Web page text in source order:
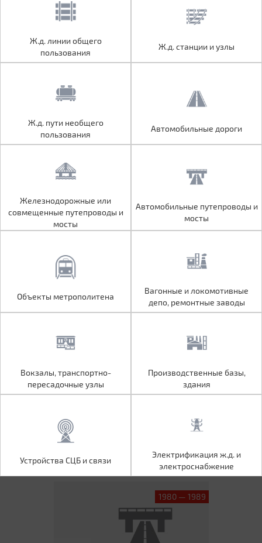
Ж.д. линии общего
пользования
Ж.д. пути необщего
пользования
Автомобильные дороги
Железнодорожные или
совмещенные путепроводы и
мосты
Автомобильные путепроводы и
мосты
Вагонные и локомотивные
Вокзалы, транспортно-
пересадочные узлы
Производственные базы,
Электрификация ж.д. и
электроснабжение
Ж.д. линии общего
пользования
Ж.д. станции и узлы
Ж.д. пути необщего
пользования
Автомобильные дороги
Железнодорожные или
совмещенные путепроводы и
мосты
Автомобильные путепроводы и
мосты
Объекты метрополитена
Вагонные и локомотивные
депо, ремонтные заводы
Вокзалы, транспортно-
пересадочные узлы
Производственные базы,
здания
Устройства СЦБ и связи
Электрификация ж.д. и
электроснабжение
1980 — 1989